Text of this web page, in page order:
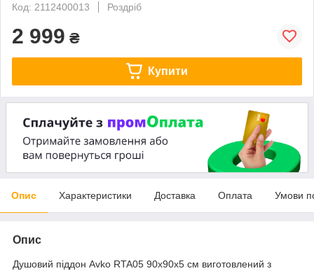
Код: 2112400013
Роздріб
2 999 ₴
Купити
Опис Характеристики Доставка Оплата Умови
Опис
Душовий піддон Avko RTA05 90х90х5 см виготовлений з